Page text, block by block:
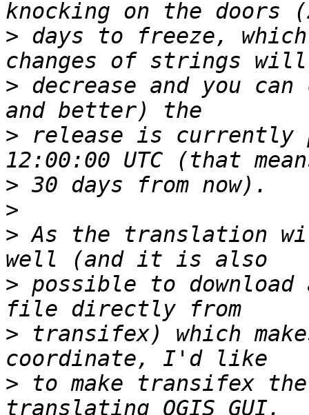
> days to freeze,
> decrease and you
> release is currently
>
>
> As the translation
> possible to
> transifex) which
> to make transifex the